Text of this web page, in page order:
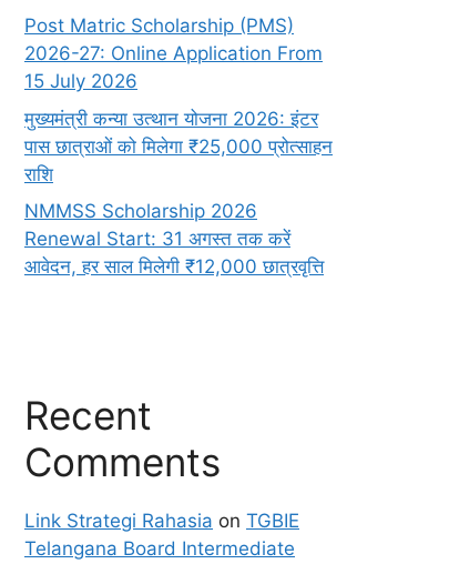
Post Matric Scholarship (PMS)
2026-27: Online Application From
15 July 2026
मुख्यमंत्री कन्या उत्थान योजना 2026: इंटर
पास छात्राओं को मिलेगा ₹25,000 प्रोत्साहन
राशि
NMMSS Scholarship 2026
Renewal Start: 31 अगस्त तक करें
आवेदन, हर साल मिलेगी ₹12,000 छात्रवृत्ति
Recent
Comments
Link Strategi Rahasia on TGBIE
Telangana Board Intermediate